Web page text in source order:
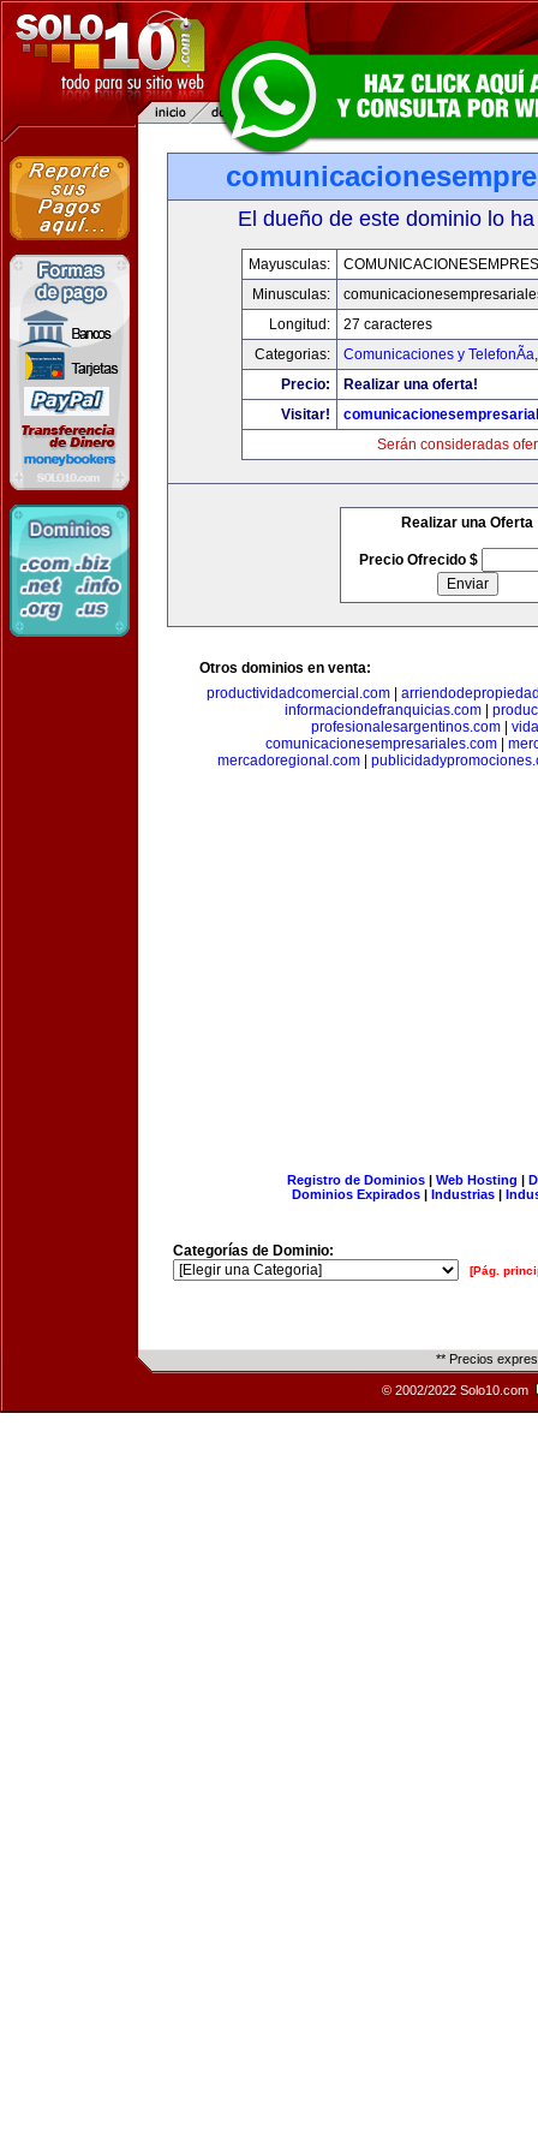
El dueño de este dominio lo
Mayusculas:
Minusculas:
Longitud:
27 caracteres
Categorias:
Comunicaciones y TelefonÃ­a
Precio:
Realizar una oferta!
Visitar!
Serán consideradas
Realizar una Oferta
Precio Ofrecido $
Otros dominios en venta:
productividadcomercial.com
informaciondefranquicias.com
profesionalesargentinos.com|
comunicacionesempresariales.com
mercadoregional.com
Registro de Dominios| Web Hosting |
Dominios Expirados | Industrias |
Categorías de Dominio:
[Pág.
** Precios
© 2002/2022 Solo10.com